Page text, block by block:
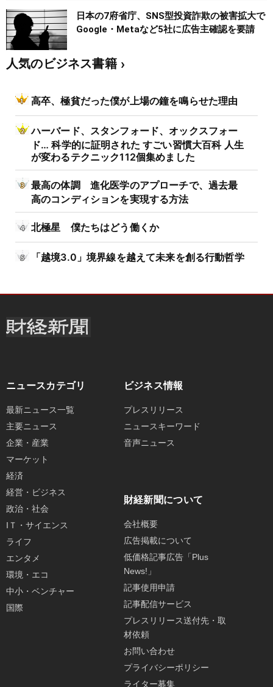
日本の7府省庁、SNS型投資詐欺の被害拡大で
Google・Metaなど5社に広告主確認を要請
人気のビジネス書籍
高卒、極貧だった僕が上場の鐘を鳴らせた理由
ハーバード、スタンフォード、オックスフォー
ド… 科学的に証明された すごい習慣大百科 人生
が変わるテクニック112個集めました
最高の体調 進化医学のアプローチで、過去最
高のコンディションを実現する方法
北極星 僕たちはどう働くか
「越境3.0」境界線を越えて未来を創る行動哲学
ニュースカテゴリ
最新ニュース一覧
主要ニュース
企業・産業
マーケット
経済
経営・ビジネス
政治・社会
IＴ・サイエンス
ライフ
エンタメ
環境・エコ
中小・ベンチャー
国際
ビジネス情報
プレスリリース
ニュースキーワード
音声ニュース
財経新聞について
会社概要
広告掲載について
低価格記事広告「Plus
News!」
記事使用申請
記事配信サービス
プレスリリース送付先・取
材依頼
お問い合わせ
プライバシーポリシー
ライター募集